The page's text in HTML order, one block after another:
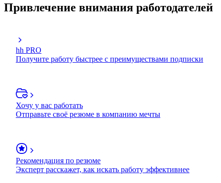
Привлечение внимания работодателей
hh PRO
Получите работу быстрее с преимуществами подписки
Хочу у вас работать
Отправьте своё резюме в компанию мечты
Рекомендация по резюме
Эксперт расскажет, как искать работу эффективнее